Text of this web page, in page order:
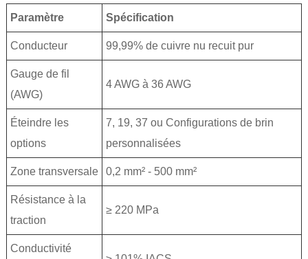
Paramètre Spécification
Conducteur 99,99% de cuivre nu recuit pur
Gauge de fil
(AWG)
4 AWG à 36 AWG
Éteindre les
options
7, 19, 37 ou Configurations de brin
personnalisées
Zone transversale 0,2 mm² - 500 mm²
Résistance à la
traction
≥ 220 MPa
Conductivité